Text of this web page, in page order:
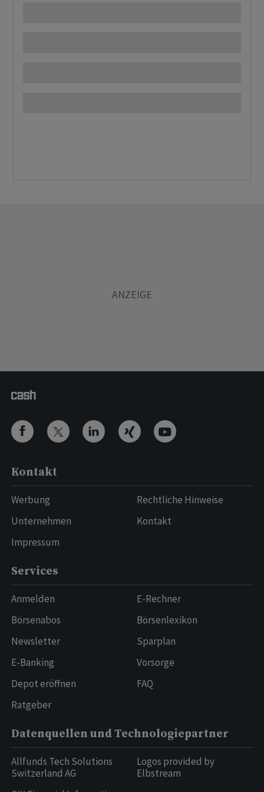
Kontakt
Werbung
Unternehmen
Impressum
Rechtliche Hinweise
Kontakt
Services
Anmelden
Börsenabos
Newsletter
E-Banking
Depot eröffnen
Ratgeber
E-Rechner
Börsenlexikon
Sparplan
Vorsorge
FAQ
Datenquellen und Technologiepartner
Allfunds Tech Solutions
Switzerland AG
Logos provided by
Elbstream